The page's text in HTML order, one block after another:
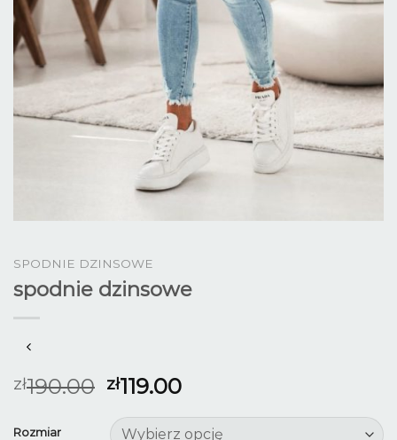
SPODNIE DZINSOWE
spodnie dzinsowe
zł190.00 zł119.00
Rozmiar